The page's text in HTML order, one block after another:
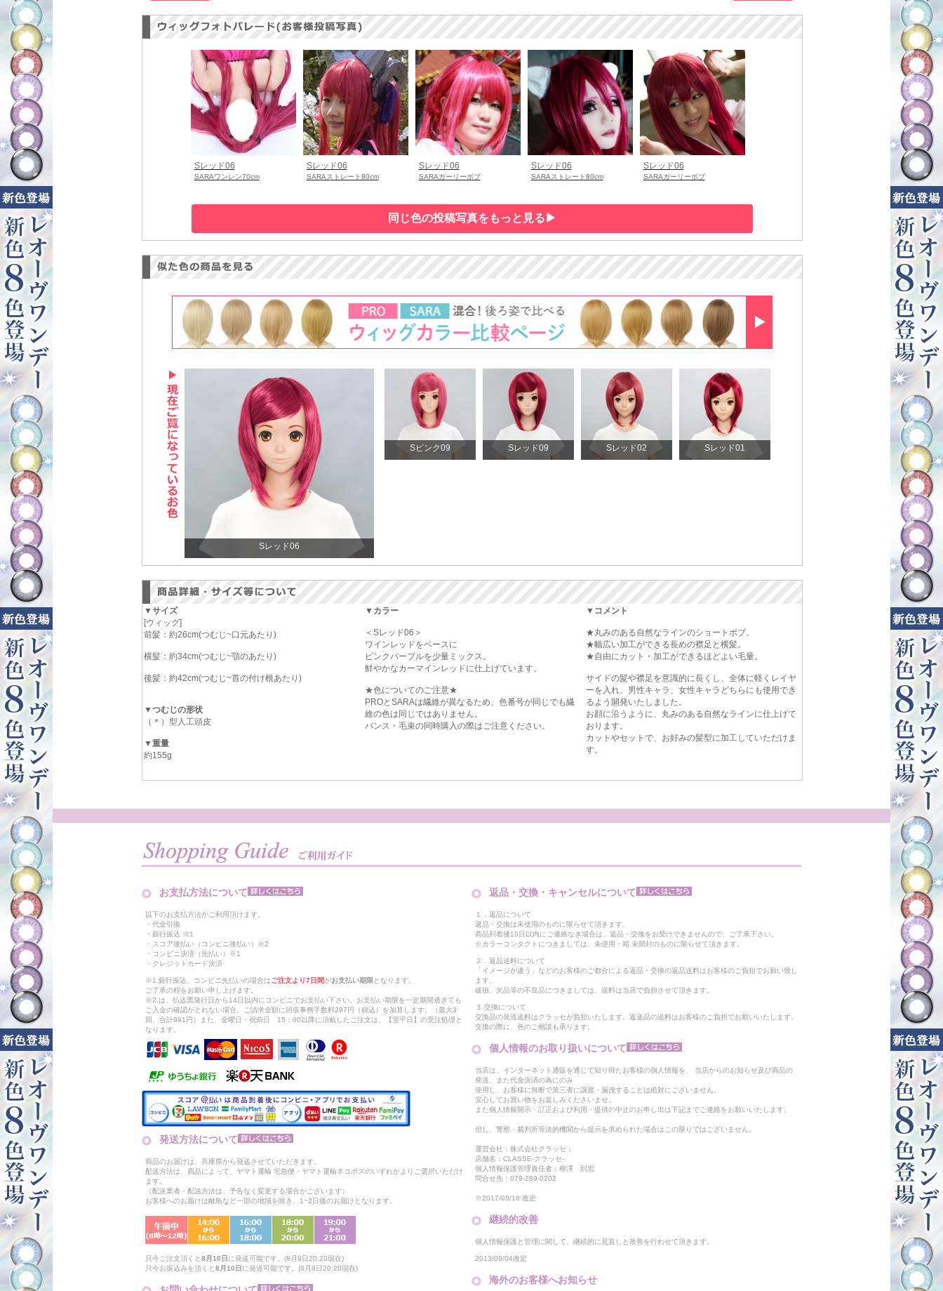
Sレッド06
SARAワンレン70cm
Sレッド06
SARAストレート80cm
Sレッド06
SARAガーリーボブ
Sレッド06
SARAストレート80cm
Sレッド06
SARAガーリーボブ
Sレッド06
Sピンク09 Sレッド09 Sレッド02 Sレッド01
▼サイズ
[ウィッグ]
前髪：約26cm(つむじ~口元あたり)
横髪：約34cm(つむじ~顎のあたり)
後髪：約42cm(つむじ~首の付け根あたり)
▼つむじの形状
（＊）型人工頭皮
▼重量
約155g
▼カラー
＜Sレッド06＞
ワインレッドをベースに
ピンクパープルを少量ミックス。
鮮やかなカーマインレッドに仕上げています。
★色についてのご注意★
PROとSARAは繊維が異なるため、色番号が同じでも繊
維の色は同じではありません。
バンス・毛束の同時購入の際はご注意ください。
▼コメント
★丸みのある自然なラインのショートボブ。
★幅広い加工ができる長めの襟足と横髪。
★自由にカット・加工ができるほどよい毛量。
サイドの髪や襟足を意識的に長くし、全体に軽くレイヤ
ーを入れ、男性キャラ、女性キャラどちらにも使用でき
るよう開発いたしました。
お顔に沿うように、丸みのある自然なラインに仕上げて
おります。
カットやセットで、お好みの髪型に加工していただけま
す。
お支払方法について
以下のお支払方法がご利用頂けます。
・代金引換
・銀行振込 ※1
・スコア後払い（コンビニ後払い）※2
・コンビニ決済（先払い）※1
・クレジットカード決済
※1.銀行振込、コンビニ先払いの場合はご注文より7日間がお支払い期限 となります。
ご了承の程をお願い申し上げます。
※2.は、払込票発行日から14日以内にコンビニでお支払い下さい。お支払い期限を一定期間過ぎても
ご入金の確認がとれない場合、ご請求金額に回収事務手数料297円（税込）を加算します。（最大3
回、合計891円）また、金曜日・祝前日 15：00以降に頂戴したご注文は、【翌平日】の受注処理と
なります。
発送方法について
商品のお届けは、兵庫県から発送させていただきます。
配送方法は、商品によって、ヤマト運輸 宅急便・ヤマト運輸ネコポスのいずれかよりご選択いただけ
ます。
（配送業者・配送方法は、予告なく変更する場合がございます）
お客様へのお届けは離島など一部の地域を除き、1~2日後のお届けとなります。
只今ご注文頂くと8月10日 に発送可能です。(8月9日20:20現在)
只今お振込みを頂くと8月10日 に発送可能です。(8月9日20:20現在)
返品・交換・キャンセルについて
１．返品について
返品・交換は未使用のものに限らせて頂きます。
商品到着後10日以内にご連絡なき場合は、返品・交換をお受けできませんので、ご了承下さい。
※カラーコンタクトにつきましては、未使用・箱 未開封のものに限らせて頂きます。
２．返品送料について
「イメージが違う」などのお客様のご都合による返品・交換の返品送料はお客様のご負担でお願い致し
ます。
破損、欠品等の不良品につきましては、送料は当店で負担させて頂きます。
３.交換について
交換品の発送送料はクラッセが負担いたします。返送品の送料はお客様のご負担でお願いいたします。
交換の際に、色のご相談も承ります。
個人情報のお取り扱いについて
当店は、インターネット通販を通じて知り得たお客様の個人情報を、 当店からのお知らせ及び商品の
発送、また代金決済の為にのみ
使用し、お客様に無断で第三者に譲渡・漏洩することは絶対にございません。
安心してお買い物をお楽しみくださいませ。
また個人情報開示・訂正および利用・提供の中止のお申し出は下記までご連絡をお願いいたします。
但し、警察・裁判所等法的機関から提示を求められた場合はこの限りではございません。
運営会社：株式会社クラッセ：
店舗名：CLASSE-クラッセ-
個人情報保護管理責任者：柳澤 到宏
問合せ先：079-289-0202
※2017/03/16 改定
継続的改善
個人情報保護と管理に関して、継続的に見直しと改善を行わせて頂きます。
2013/09/04改定
海外のお客様へお知らせ